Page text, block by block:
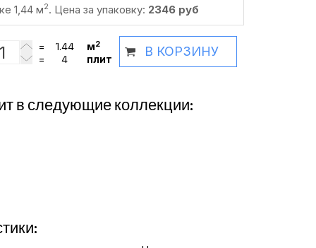
1,44 м2. Цена за упаковку: 2346 руб
= м2
= плит
В КОРЗИНУ
в следующие коллекции: